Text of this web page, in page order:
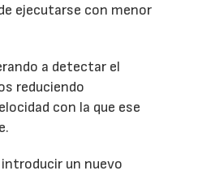
ejecutarse con menor
a detectar el
reduciendo
con la que ese
un nuevo